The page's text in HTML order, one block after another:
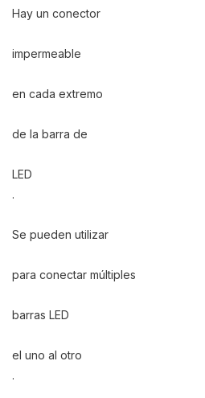
Hay un conector
impermeable
en cada extremo
de la barra de
LED
.
Se pueden utilizar
para conectar múltiples
barras LED
el uno al otro
.